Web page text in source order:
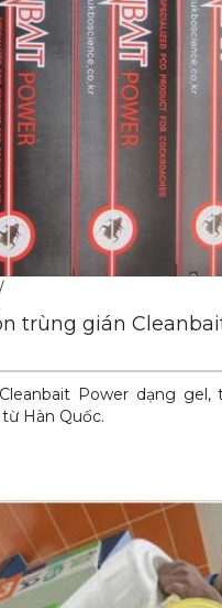
trùng gián
Power dạng gel,
Hàn Quốc.